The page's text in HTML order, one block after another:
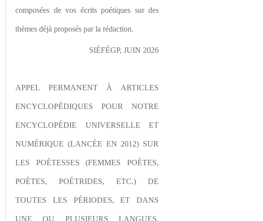
composées de vos écrits poétiques sur des
thèmes déjà proposés par la rédaction.
SIÉFÉGP, JUIN 2026
APPEL PERMANENT À ARTICLES
ENCYCLOPÉDIQUES POUR NOTRE
ENCYCLOPÉDIE UNIVERSELLE ET
NUMÉRIQUE (LANCÉE EN 2012) SUR
LES POÉTESSES (FEMMES POÈTES,
POÈTES, POÉTRIDES, ETC.) DE
TOUTES LES PÉRIODES, ET DANS
UNE OU PLUSIEURS LANGUES.